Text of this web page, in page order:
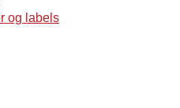
og labels